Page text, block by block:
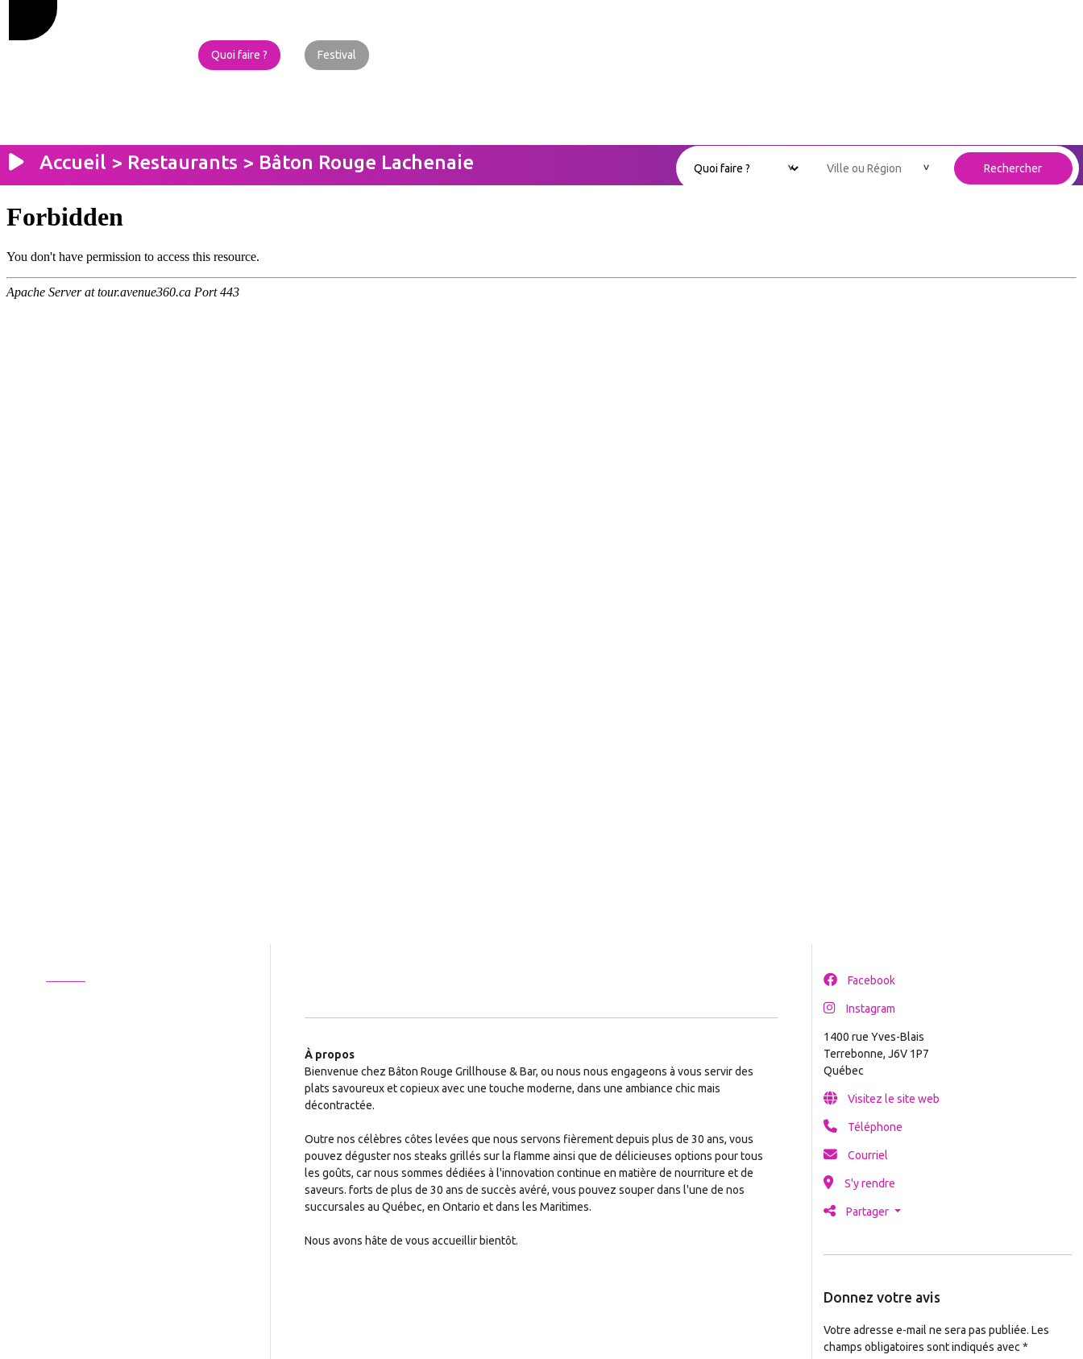
Quoi faire ? Festival
Accueil > Restaurants > Bâton Rouge Lachenaie Rechercher
À propos
Bienvenue chez Bâton Rouge Grillhouse & Bar, ou nous nous engageons à vous servir des
plats savoureux et copieux avec une touche moderne, dans une ambiance chic mais
décontractée.
Outre nos célèbres côtes levées que nous servons fièrement depuis plus de 30 ans, vous
pouvez déguster nos steaks grillés sur la flamme ainsi que de délicieuses options pour tous
les goûts, car nous sommes dédiées à l'innovation continue en matière de nourriture et de
saveurs. forts de plus de 30 ans de succès avéré, vous pouvez souper dans l'une de nos
succursales au Québec, en Ontario et dans les Maritimes.
Nous avons hâte de vous accueillir bientôt.
Facebook
Instagram
1400 rue Yves-Blais
Terrebonne, J6V 1P7
Québec
Visitez le site web
Téléphone
Courriel
S'y rendre
Partager
Donnez votre avis
Votre adresse e-mail ne sera pas publiée. Les
champs obligatoires sont indiqués avec *